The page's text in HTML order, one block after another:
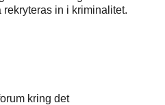
in i kriminalitet.
kring det